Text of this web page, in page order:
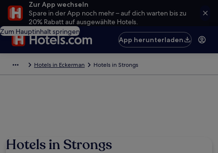
Zur App wechseln
Spare in der App noch mehr – auf dich warten bis zu
20% Rabatt auf ausgewählte Hotels.
Zum Hauptinhalt springen
App herunterladen
Hotels in Eckerman Hotels in Strongs
Hotels in Strongs